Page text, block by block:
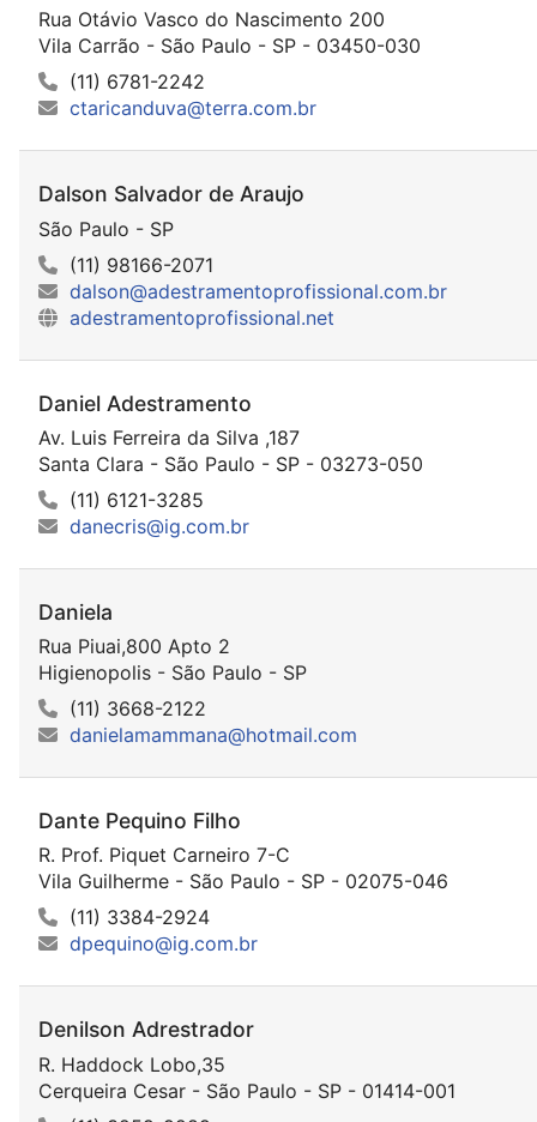
Rua Otávio Vasco do Nascimento 200
Vila Carrão - São Paulo - SP - 03450-030
(11) 6781-2242
ctaricanduva@terra.com.br
Dalson Salvador de Araujo
São Paulo - SP
(11) 98166-2071
dalson@adestramentoprofissional.com.br
adestramentoprofissional.net
Daniel Adestramento
Av. Luis Ferreira da Silva ,187
Santa Clara - São Paulo - SP - 03273-050
(11) 6121-3285
danecris@ig.com.br
Daniela
Rua Piuai,800 Apto 2
Higienopolis - São Paulo - SP
(11) 3668-2122
danielamammana@hotmail.com
Dante Pequino Filho
R. Prof. Piquet Carneiro 7-C
Vila Guilherme - São Paulo - SP - 02075-046
(11) 3384-2924
dpequino@ig.com.br
Denilson Adrestrador
R. Haddock Lobo,35
Cerqueira Cesar - São Paulo - SP - 01414-001